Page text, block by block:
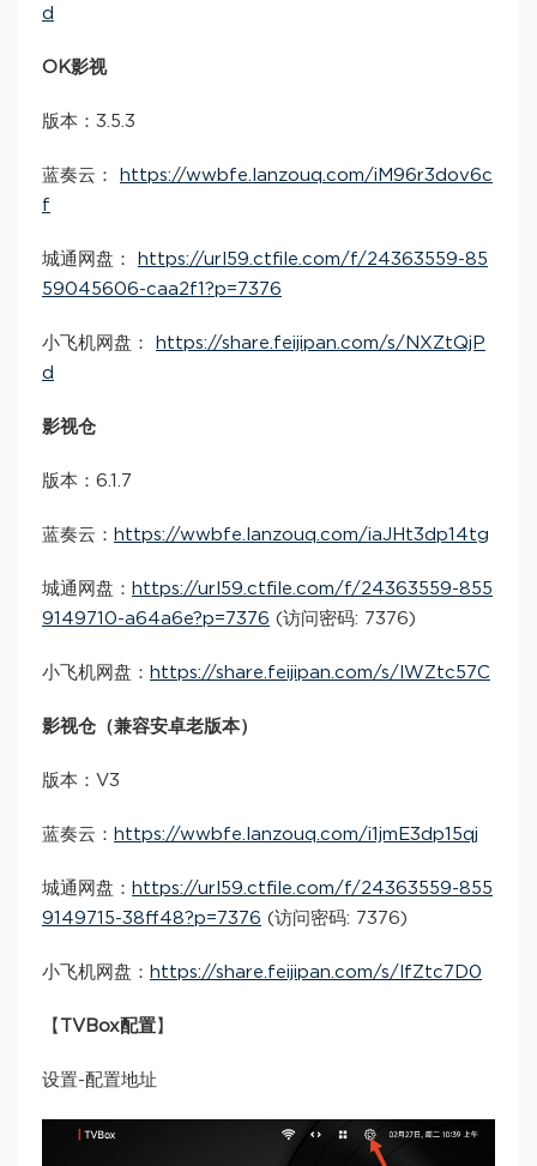
d
OK影视
版本：3.5.3
蓝奏云：
https://wwbfe.lanzouq.com/iM96r3dov6c
f
城通网盘：
https://url59.ctfile.com/f/24363559-85
59045606-caa2f1?p=7376
小飞机网盘：
https://share.feijipan.com/s/NXZtQjP
d
影视仓
版本：6.1.7
蓝奏云： https://wwbfe.lanzouq.com/iaJHt3dp14tg
城通网盘： https://url59.ctfile.com/f/24363559-855
9149710-a64a6e?p=7376 (访问密码: 7376)
小飞机网盘： https://share.feijipan.com/s/lWZtc57C
影视仓（兼容安卓老版本）
版本：V3
蓝奏云： https://wwbfe.lanzouq.com/i1jmE3dp15qj
城通网盘： https://url59.ctfile.com/f/24363559-855
9149715-38ff48?p=7376 (访问密码: 7376)
小飞机网盘： https://share.feijipan.com/s/lfZtc7D0
【 TVBox配置 】
设置-配置地址